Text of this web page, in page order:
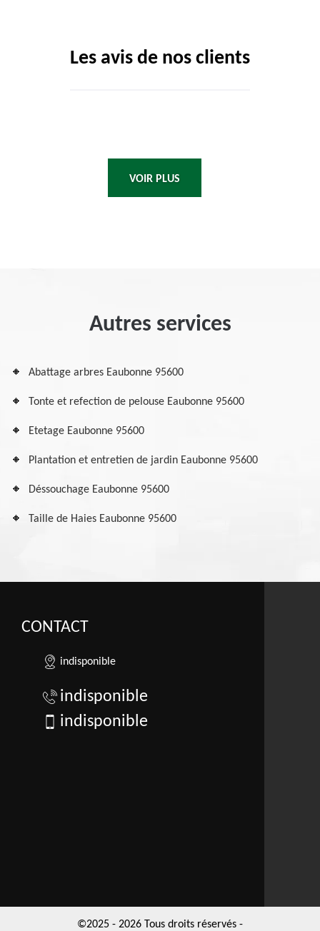
Les avis de nos clients
VOIR PLUS
Autres services
Abattage arbres Eaubonne 95600
Tonte et refection de pelouse Eaubonne 95600
Etetage Eaubonne 95600
Plantation et entretien de jardin Eaubonne 95600
Déssouchage Eaubonne 95600
Taille de Haies Eaubonne 95600
CONTACT
indisponible
indisponible
indisponible
©2025 - 2026 Tous droits réservés -